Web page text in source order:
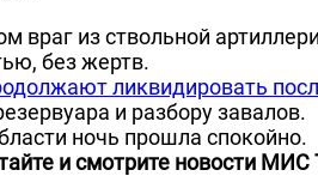
враг из ствольной
без жертв.
ликвидировать
и разбору завалов.
ночь прошла спокойно.
и смотрите новости МИС